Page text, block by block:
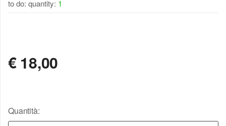
to do: quantity: 1
€ 18,00
Quantità: